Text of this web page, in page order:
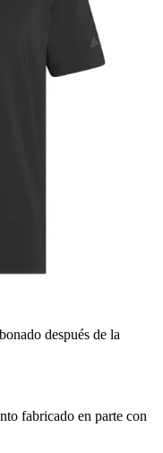
después de la
fabricado en parte con